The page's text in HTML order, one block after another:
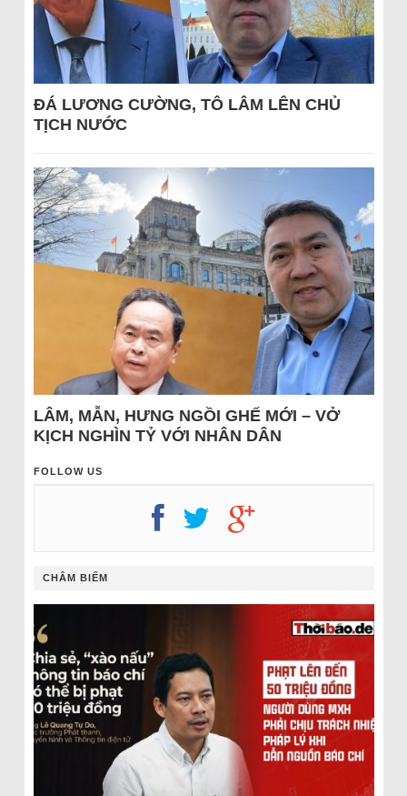
ĐÁ LƯƠNG CƯỜNG, TÔ LÂM LÊN CHỦ
TỊCH NƯỚC
LÂM, MẪN, HƯNG NGỒI GHẾ MỚI – VỞ
KỊCH NGHÌN TỶ VỚI NHÂN DÂN
FOLLOW US
CHÂM BIẾM